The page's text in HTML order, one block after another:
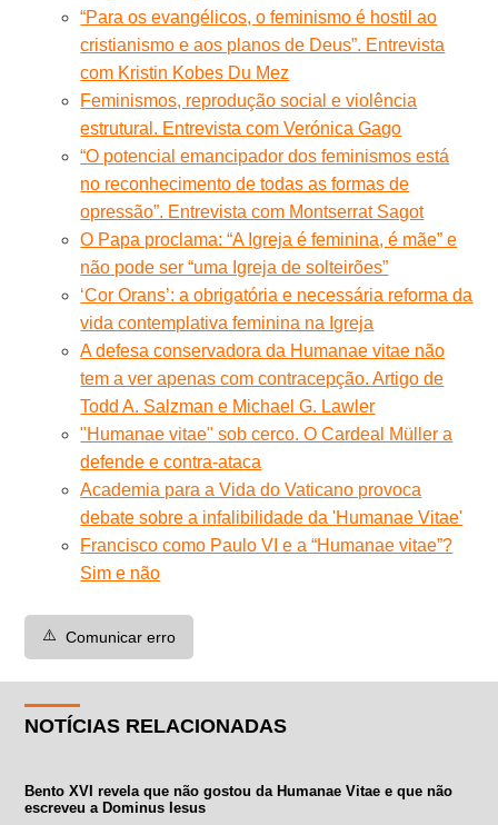
“Para os evangélicos, o feminismo é hostil ao
cristianismo e aos planos de Deus”. Entrevista
com Kristin Kobes Du Mez
Feminismos, reprodução social e violência
estrutural. Entrevista com Verónica Gago
“O potencial emancipador dos feminismos está
no reconhecimento de todas as formas de
opressão”. Entrevista com Montserrat Sagot
O Papa proclama: “A Igreja é feminina, é mãe” e
não pode ser “uma Igreja de solteirões”
‘Cor Orans’: a obrigatória e necessária reforma da
vida contemplativa feminina na Igreja
A defesa conservadora da Humanae vitae não
tem a ver apenas com contracepção. Artigo de
Todd A. Salzman e Michael G. Lawler
"Humanae vitae" sob cerco. O Cardeal Müller a
defende e contra-ataca
Academia para a Vida do Vaticano provoca
debate sobre a infalibilidade da 'Humanae Vitae'
Francisco como Paulo VI e a “Humanae vitae”?
Sim e não
⚠️ Comunicar erro
NOTÍCIAS RELACIONADAS
Bento XVI revela que não gostou da Humanae Vitae e que não
escreveu a Dominus Iesus